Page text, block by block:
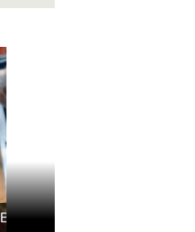
Egy kilogramm szilva